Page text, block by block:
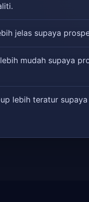
jelas supaya
mudah supaya
lebih teratur